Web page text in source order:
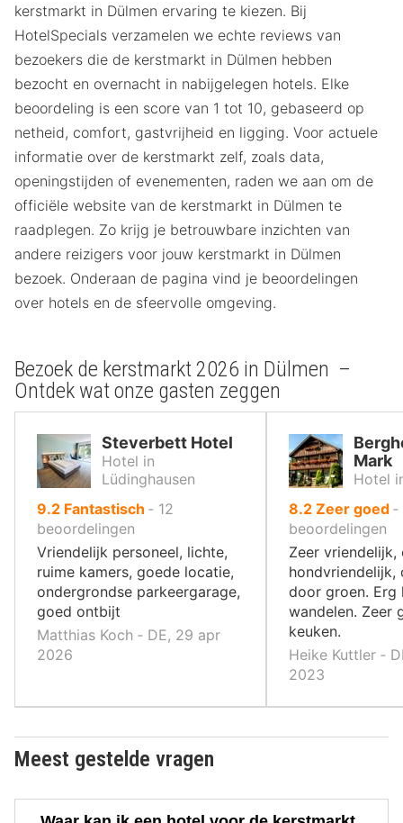
kerstmarkt in Dülmen ervaring te kiezen. Bij
HotelSpecials verzamelen we echte reviews van
bezoekers die de kerstmarkt in Dülmen hebben
bezocht en overnacht in nabijgelegen hotels. Elke
beoordeling is een score van 1 tot 10, gebaseerd op
netheid, comfort, gastvrijheid en ligging. Voor actuele
informatie over de kerstmarkt zelf, zoals data,
openingstijden of evenementen, raden we aan om de
officiële website van de kerstmarkt in Dülmen te
raadplegen. Zo krijg je betrouwbare inzichten van
andere reizigers voor jouw kerstmarkt in Dülmen
bezoek. Onderaan de pagina vind je beoordelingen
over hotels en de sfeervolle omgeving.
Bezoek de kerstmarkt 2026 in Dülmen –
Ontdek wat onze gasten zeggen
Steverbett Hotel
Hotel in
Lüdinghausen
9.2uit
10
,
Fantastisch ‐ 12
beoordelingen
Vriendelijk personeel, lichte,
ruime kamers, goede locatie,
ondergrondse parkeergarage,
goed ontbijt
Matthias Koch ‐ DE, 29 apr
2026
Mark
Hotel
8.2uit
10
,
Zeer goed ‐
beoordelingen
Zeer vriendelijk,
hondvriendelijk,
door groen. Erg
wandelen. Zeer
keuken.
Heike Kuttler ‐
2023
Meest gestelde vragen